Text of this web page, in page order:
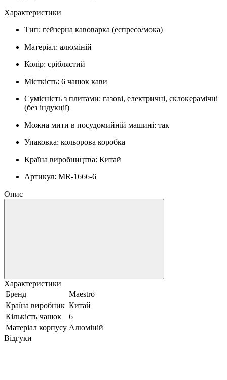
Характеристики
Тип: гейзерна кавоварка (еспресо/мока)
Матеріал: алюміній
Колір: сріблястий
Місткість: 6 чашок кави
Сумісність з плитами: газові, електричні, склокерамічні
(без індукції)
Можна мити в посудомийній машині: так
Упаковка: кольорова коробка
Країна виробництва: Китай
Артикул: MR-1666-6
Опис
Характеристики
Бренд
Maestro
Країна виробник Китай
Кількість чашок
6
Матеріал корпусу Алюміній
Відгуки